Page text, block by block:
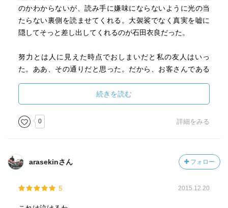
のかわからないが、読み手に嫌味にならないように光の当
たらない裏側を読ませてくれる。大袈裟でなく真実を嘘に
隠してそっと差し出してくれるのが石田衣良だった。
努力とは人に見えた時点でおしまいだと私の友人はいっ
た。ああ、その通りだと思った。だから、お客さんである
多分知らない方がいいのだろう。だけど、そっと石田衣良
は教えてくれる。決して、侮辱しない程度に、同情を誘わ
ないさりげなさで。そういった所が私は好きなのだ。
い。それでも、きっと簡単なお涙頂戴で終わるはずがな
い。だってこの作者は石田衣良なのだから。また目が覚め
続きを読む
0 詳細をみる
arasekinさん フォロー
5 2015.12.20